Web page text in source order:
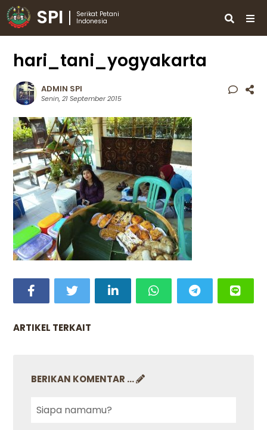
SPI
Serikat Petani
Indonesia
hari_tani_yogyakarta
ADMIN SPI
Senin, 21 September 2015
ARTIKEL TERKAIT
BERIKAN KOMENTAR ...